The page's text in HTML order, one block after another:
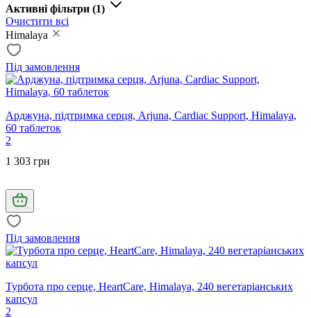
Активні фільтри (1)
Очистити всі
Himalaya
Під замовлення
Арджуна, підтримка серця, Arjuna, Cardiac Support, Himalaya,
60 таблеток
2
1 303 грн
Під замовлення
Турбота про серце, HeartCare, Himalaya, 240 вегетаріанських
капсул
2